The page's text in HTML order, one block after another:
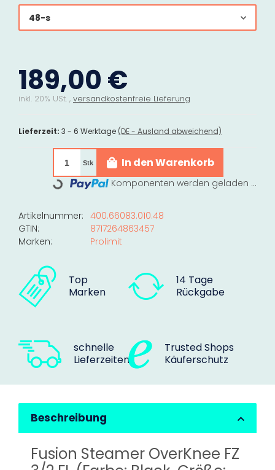
48-s
189,00 €
inkl. 20% USt. , versandkostenfreie Lieferung
Lieferzeit: 3 - 6 Werktage (DE - Ausland abweichend)
Stk In den Warenkorb
Loading... Komponenten werden geladen ...
Artikelnummer: 400.66083.010.48
GTIN:
8717264863457
Marken:
Prolimit
Top
Marken
14 Tage
Rückgabe
schnelle
Lieferzeiten
Trusted Shops
Käuferschutz
Beschreibung
Fusion Steamer OverKnee FZ